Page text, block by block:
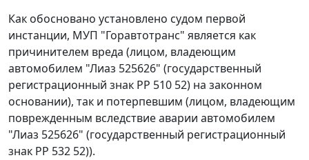
Как обосновано установлено судом первой
инстанции, МУП "Горавтотранс" является как
причинителем вреда (лицом, владеющим
автомобилем "Лиаз 525626" (государственный
регистрационный знак РР 510 52) на законном
основании), так и потерпевшим (лицом, владеющим
поврежденным вследствие аварии автомобилем
"Лиаз 525626" (государственный регистрационный
знак РР 532 52)).